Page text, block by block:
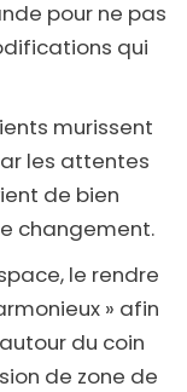
pour ne pas
qui
murissent
les attentes
de bien
changement.
le rendre
» afin
du coin
de zone de